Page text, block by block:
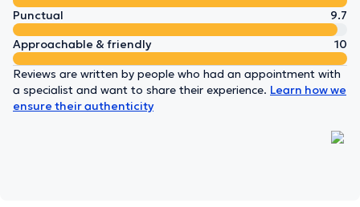
Punctual
9.7
Approachable & friendly
10
Reviews are written by people who had an appointment with
a specialist and want to share their experience. Learn how we
ensure their authenticity